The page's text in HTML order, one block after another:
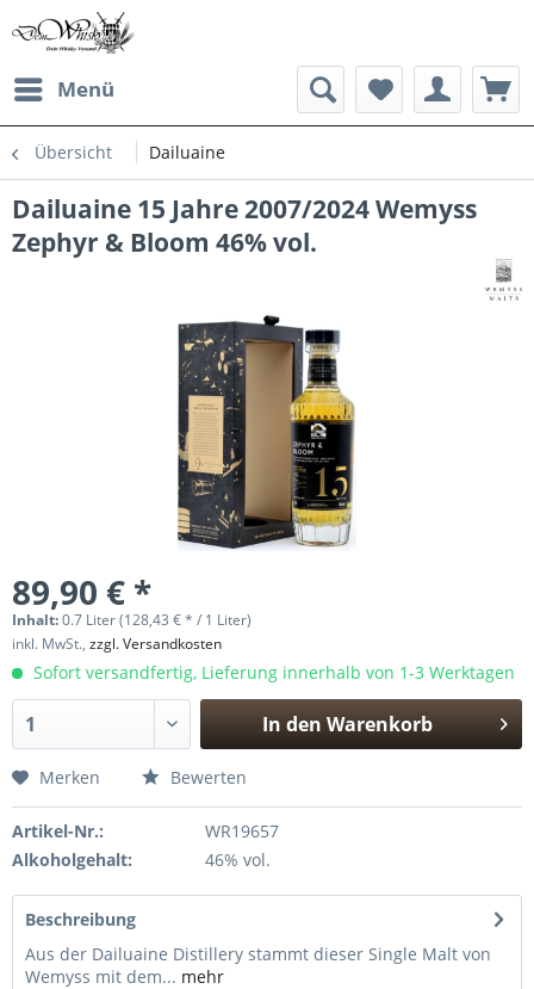
Menü
Übersicht Dailuaine
Dailuaine 15 Jahre 2007/2024 Wemyss
Zephyr & Bloom 46% vol.
89,90 € *
Inhalt:0.7 Liter (128,43 € * / 1 Liter)
inkl. MwSt., zzgl. Versandkosten
Sofort versandfertig, Lieferung innerhalb von 1-3 Werktagen
In den Warenkorb
Merken Bewerten
Artikel-Nr.:
WR19657
Alkoholgehalt:
46% vol.
Beschreibung
Aus der Dailuaine Distillery stammt dieser Single Malt von
Wemyss mit dem... mehr